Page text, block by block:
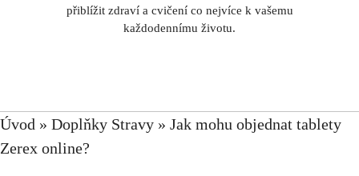
přiblížit zdraví a cvičení co nejvíce k vašemu
každodennímu životu.
Úvod » Doplňky Stravy » Jak mohu objednat tablety
Zerex online?